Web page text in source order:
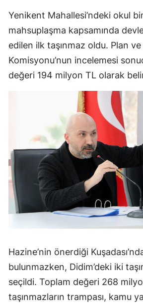
Yenikent Mahallesi’ndeki okul
mahsuplaşma kapsamında
edilen ilk taşınmaz oldu. Plan
Komisyonu’nun incelemesi
değeri 194 milyon TL olarak
Hazine’nin önerdiği
bulunmazken, Didim’deki iki
seçildi. Toplam değeri 268
taşınmazların trampası, kamu